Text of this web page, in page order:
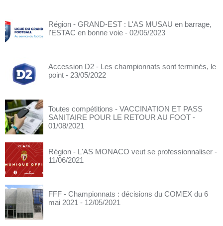
Région - GRAND-EST : L'AS MUSAU en barrage,
l'ESTAC en bonne voie - 02/05/2023
Accession D2 - Les championnats sont terminés, le
point - 23/05/2022
Toutes compétitions - VACCINATION ET PASS
SANITAIRE POUR LE RETOUR AU FOOT -
01/08/2021
Région - L'AS MONACO veut se professionnaliser -
11/06/2021
FFF - Championnats : décisions du COMEX du 6
mai 2021 - 12/05/2021